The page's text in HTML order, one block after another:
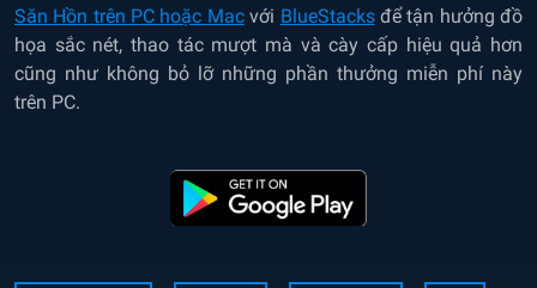
Săn Hồn trên PC hoặc Macvới BlueStacksđể tận hưởng đồ
họa sắc nét, thao tác mượt mà và cày cấp hiệu quả hơn
cũng như không bỏ lỡ những phần thưởng miễn phí này
trên PC.